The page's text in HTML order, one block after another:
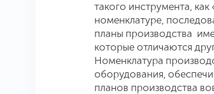
такого инструмента,
номенклатуре,
планы производства
которые отличаются
Номенклатура
оборудования,
планов производства